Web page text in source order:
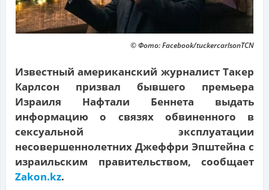
© Фото: Facebook/tuckercarlsonTCN
Известный американский журналист Такер
Карлсон призвал бывшего премьера
Израиля Нафтали Беннета выдать
информацию о связях обвиненного в
сексуальной эксплуатации
несовершеннолетних Джеффри Эпштейна с
израильским правительством, сообщает
Zakon.kz.